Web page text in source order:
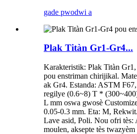
gade pwodwi a
Plak Titàn Gr1-Gr4...
Karakteristik: Plak Titàn
pou enstriman chirijikal.
ak Gr4. Estanda: ASTM
regilye (0.6~8) T *
L mm oswa gwosè
0.05-0.3 mm. Eta: M,
Lave asid, Poli. Nou ofri tès:
moulen, aksepte tès twazyèm